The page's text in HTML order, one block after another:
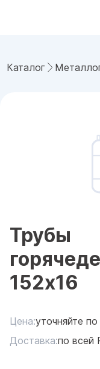
Каталог
Трубы
152x16
Цена:уточняйте
Доставка:по всей